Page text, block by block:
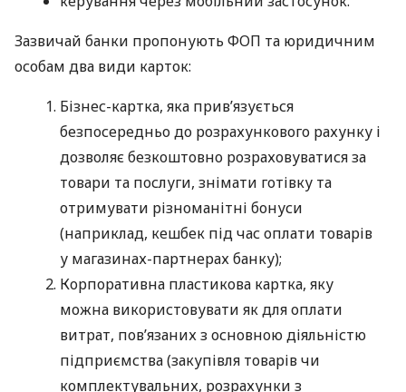
Зазвичай банки пропонують ФОП та юридичним
особам два види карток:
Бізнес-картка, яка прив’язується
безпосередньо до розрахункового рахунку і
дозволяє безкоштовно розраховуватися за
товари та послуги, знімати готівку та
отримувати різноманітні бонуси
(наприклад, кешбек під час оплати товарів
у магазинах-партнерах банку);
Корпоративна пластикова картка, яку
можна використовувати як для оплати
витрат, пов’язаних з основною діяльністю
підприємства (закупівля товарів чи
комплектувальних, розрахунки з